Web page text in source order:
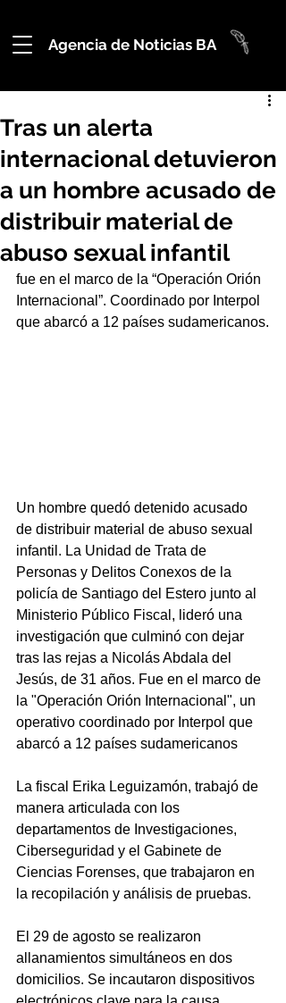
Agencia de Noticias BA
Tras un alerta
internacional detuvieron
a un hombre acusado de
distribuir material de
abuso sexual infantil
fue en el marco de la “Operación Orión
Internacional”. Coordinado por Interpol
que abarcó a 12 países sudamericanos.
Un hombre quedó detenido acusado
de distribuir material de abuso sexual
infantil. La Unidad de Trata de
Personas y Delitos Conexos de la
policía de Santiago del Estero junto al
Ministerio Público Fiscal, lideró una
investigación que culminó con dejar
tras las rejas a Nicolás Abdala del
Jesús, de 31 años. Fue en el marco de
la "Operación Orión Internacional", un
operativo coordinado por Interpol que
abarcó a 12 países sudamericanos
La fiscal Erika Leguizamón, trabajó de
manera articulada con los
departamentos de Investigaciones,
Ciberseguridad y el Gabinete de
Ciencias Forenses, que trabajaron en
la recopilación y análisis de pruebas.
El 29 de agosto se realizaron
allanamientos simultáneos en dos
domicilios. Se incautaron dispositivos